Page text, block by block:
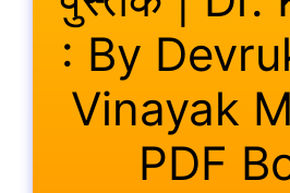
: By
Vinayak
PDF